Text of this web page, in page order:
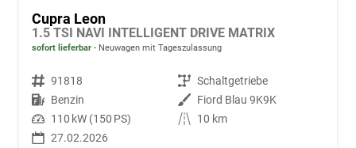
Cupra Leon
1.5 TSI NAVI INTELLIGENT DRIVE MATRIX
sofort lieferbar Neuwagen mit Tageszulassung
Fahrzeugnr. 91818 Getriebe Schaltgetriebe
Kraftstoff Benzin Außenfarbe Fiord Blau 9K9K
Leistung 110 kW (150 PS) Kilometerstand
10 km
27.02.2026